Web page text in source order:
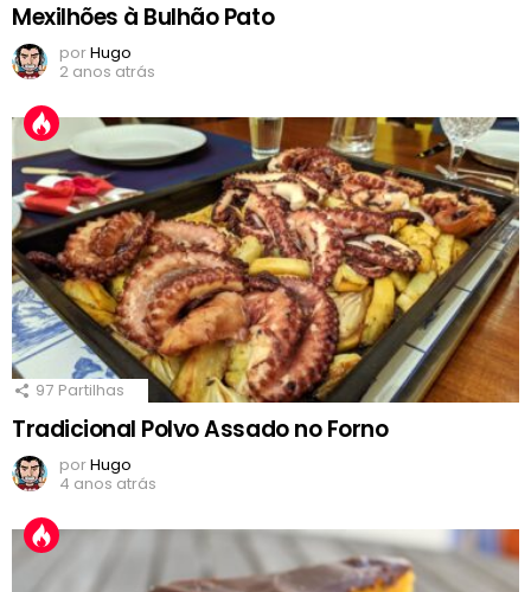
Mexilhões à Bulhão Pato
porHugo
2 anos atrás
97 Partilhas
Tradicional Polvo Assado no Forno
porHugo
4 anos atrás